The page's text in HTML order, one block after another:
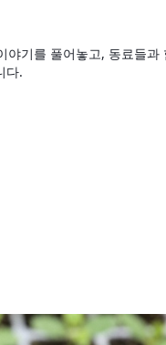
기를 풀어놓고, 동료들
다.